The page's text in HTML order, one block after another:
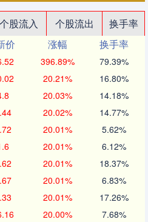
个股流入 个股流出
换手率
价 涨幅
换手率
396.89% 79.39%
20.21% 16.80%
20.03% 14.18%
20.02% 14.77%
20.01% 5.62%
20.01% 6.12%
20.01% 18.37%
20.01% 6.83%
20.01% 17.26%
20.00% 7.68%